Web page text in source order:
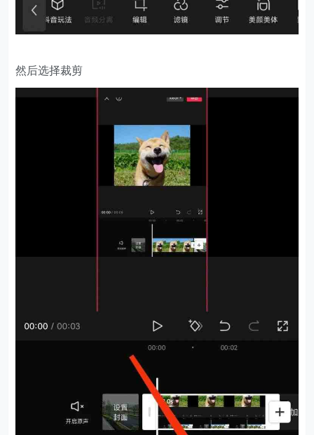
然后选择裁剪